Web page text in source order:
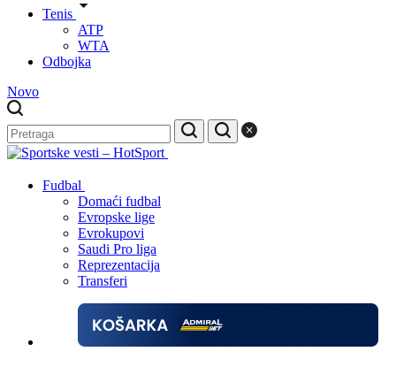
Tenis
ATP
WTA
Odbojka
Novo
Fudbal
Domaći fudbal
Evropske lige
Evrokupovi
Saudi Pro liga
Reprezentacija
Transferi